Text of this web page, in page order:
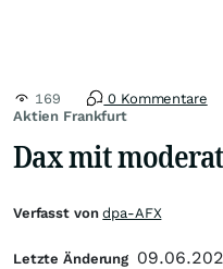
Aktien Frankfurt
169 0 Kommentare
Dax mit
Verfasst vondpa-AFX
Letzte Änderung